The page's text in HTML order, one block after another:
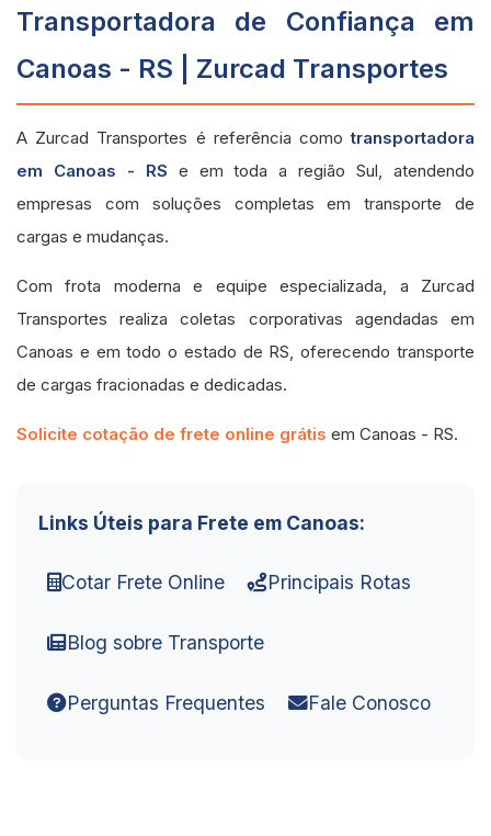
Transportadora de Confiança em
Canoas - RS | Zurcad Transportes
A Zurcad Transportes é referência comotransportadora
em Canoas - RS e em toda a região Sul, atendendo
empresas com soluções completas em transporte de
cargas e mudanças.
Com frota moderna e equipe especializada, a Zurcad
Transportes realiza coletas corporativas agendadas em
Canoas e em todo o estado de RS, oferecendo transporte
de cargas fracionadas e dedicadas.
Solicite cotação de frete online grátis em Canoas - RS.
Links Úteis para Frete em Canoas:
Cotar Frete Online Principais Rotas
Blog sobre Transporte
Perguntas Frequentes Fale Conosco